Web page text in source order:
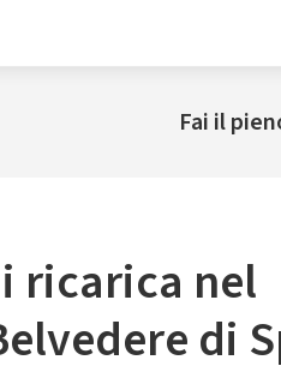
Fai il
ricarica nel
di